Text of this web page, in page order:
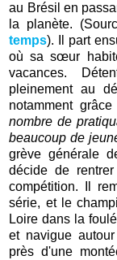
au Brésil en
la planète.
temps). Il part
où sa sœur
vacances.
pleinement au
notamment
nombre de
beaucoup de
grève générale
décide de
compétition. Il
série, et le
Loire dans la
et navigue
près d'une